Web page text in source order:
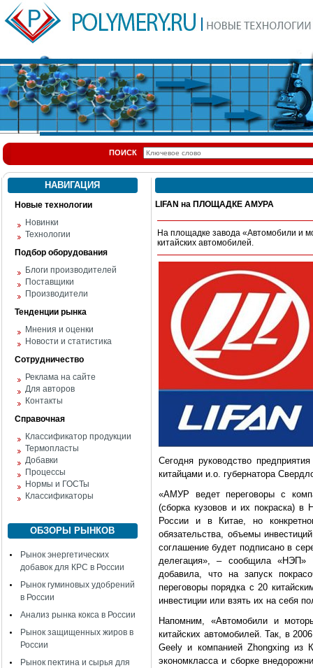
ПОИСК
НАВИГАЦИЯ
Новые технологии
Новинки
Технологии
Подбор оборудования
Блоги производителей
Поставщики
Производители
Тенденции рынка
Мнения и оценки
Новости и статистика
Сотрудничество
Реклама на сайте
Для авторов
Контакты
Справочная
Классификатор продукции
Термопласты
Добавки
Процессы
Нормы и ГОСТы
Классификаторы
ОБЗОРЫ РЫНКОВ
Рынок энергетических
добавок для КРС в России
Рынок гуминовых удобрений
в России
Анализ рынка кокса в России
Рынок защищенных жиров в
России
Рынок пектина и сырья для
LIFAN на ПЛОЩАДКЕ АМУРА
На площадке завода «Автомобили и
китайских автомобилей.
Сегодня руководство
китайцами и.о. губернатора
«АМУР ведет переговоры с
(сборка кузовов и их покраска) в
России и в Китае, но
обязательства, объемы
соглашение будет подписано в
делегация», – сообщила «НЭП»
добавила, что на запуск
переговоры порядка с 20
инвестиции или взять их на себя
Напомним, «Автомобили и
китайских автомобилей. Так, в
Geely и компанией Zhongxing из
экономкласса и сборке